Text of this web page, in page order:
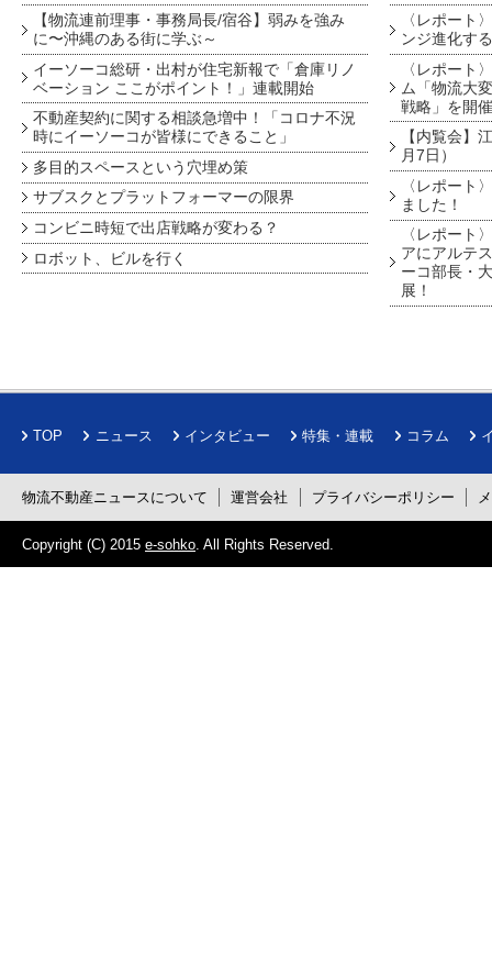
【物流連前理事・事務局長/宿谷】弱みを強み
に〜沖縄のある街に学ぶ～
イーソーコ総研・出村が住宅新報で「倉庫リノ
ベーション ここがポイント！」連載開始
不動産契約に関する相談急増中！「コロナ不況
時にイーソーコが皆様にできること」
多目的スペースという穴埋め策
サブスクとプラットフォーマーの限界
コンビニ時短で出店戦略が変わる？
ロボット、ビルを行く
〈レポート
ンジ進化す
〈レポート
ム「物流大
戦略」を開
【内覧会】
月7日）
〈レポート
ました！
〈レポート
アにアルテ
ーコ部長・
展！
TOP ニュース インタビュー 特集・連載 コラム
物流不動産ニュースについて 運営会社 プライバシーポリシー
Copyright (C) 2015 e-sohko . All Rights Reserved.